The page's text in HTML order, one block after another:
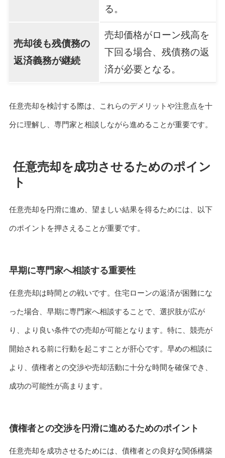
る。
売却後も残債務の
返済義務が継続
売却価格がローン残高を
下回る場合、残債務の返
済が必要となる。
任意売却を検討する際は、これらのデメリットや注意点を十
分に理解し、専門家と相談しながら進めることが重要です。
任意売却を成功させるためのポイン
ト
任意売却を円滑に進め、望ましい結果を得るためには、以下
のポイントを押さえることが重要です。
早期に専門家へ相談する重要性
任意売却は時間との戦いです。住宅ローンの返済が困難にな
った場合、早期に専門家へ相談することで、選択肢が広が
り、より良い条件での売却が可能となります。特に、競売が
開始される前に行動を起こすことが肝心です。早めの相談に
より、債権者との交渉や売却活動に十分な時間を確保でき、
成功の可能性が高まります。
債権者との交渉を円滑に進めるためのポイント
任意売却を成功させるためには、債権者との良好な関係構築